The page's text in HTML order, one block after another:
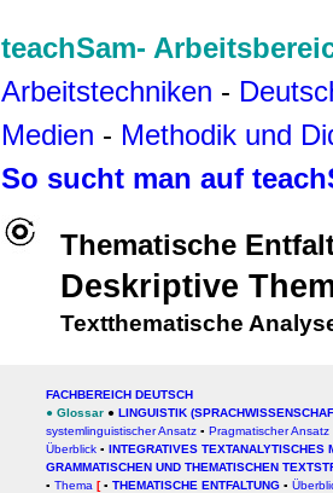
teachSam-
Arbeitstechniken -
Medien - Methodik und
So sucht man auf
Thematische
Deskriptive
Textthematische
FACHBEREICH DEUTSCH
● Glossar ● LINGUISTIK
systemlinguistischer Ansatz ▪ Pragmatischer Ansatz
Überblick ▪ INTEGRATIVES TEXTANALYTISCHES
GRAMMATISCHEN UND THEMATISCHEN
▪ Thema [▪ THEMATISCHE ENTFALTUNG ▪